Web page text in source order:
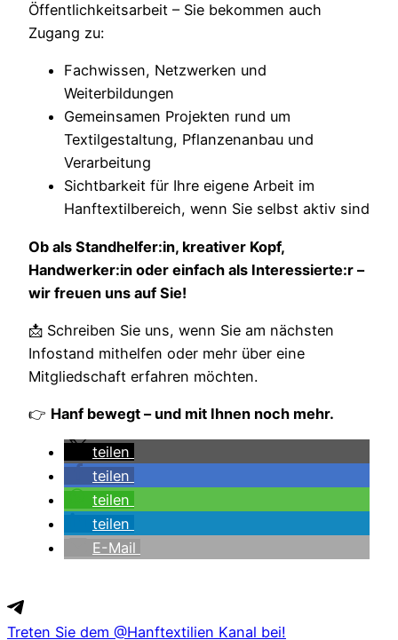
Öffentlichkeitsarbeit – Sie bekommen auch
Zugang zu:
Fachwissen, Netzwerken und
Weiterbildungen
Gemeinsamen Projekten rund um
Textilgestaltung, Pflanzenanbau und
Verarbeitung
Sichtbarkeit für Ihre eigene Arbeit im
Hanftextilbereich, wenn Sie selbst aktiv sind
Ob als Standhelfer:in, kreativer Kopf,
Handwerker:in oder einfach als Interessierte:r –
wir freuen uns auf Sie!
📩 Schreiben Sie uns, wenn Sie am nächsten
Infostand mithelfen oder mehr über eine
Mitgliedschaft erfahren möchten.
👉 Hanf bewegt – und mit Ihnen noch mehr.
teilen
teilen
teilen
teilen
E-Mail
Treten Sie dem @Hanftextilien Kanal bei!